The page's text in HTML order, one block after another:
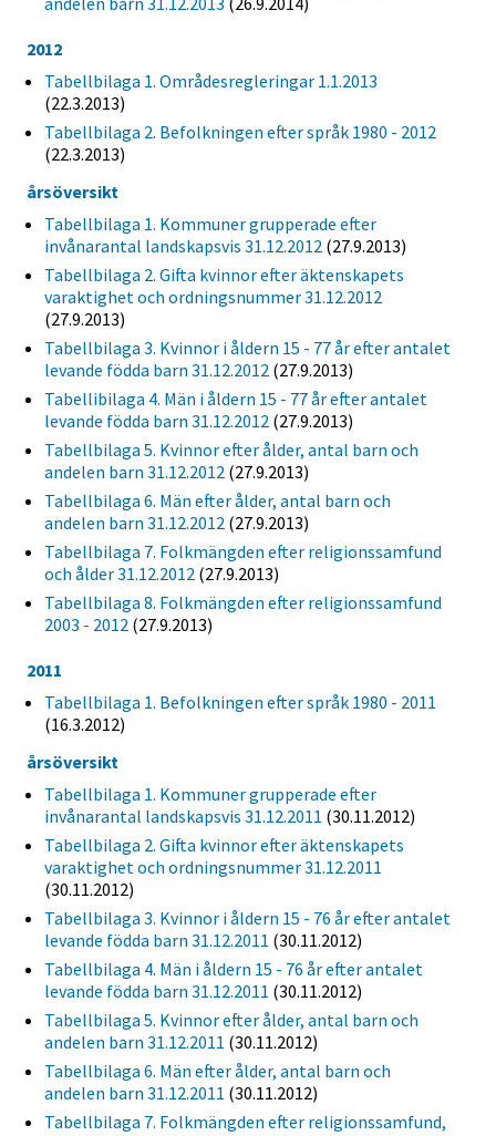
2012
Tabellbilaga 1. Områdesregleringar 1.1.2013
(22.3.2013)
Tabellbilaga 2. Befolkningen efter språk 1980 - 2012
(22.3.2013)
årsöversikt
Tabellbilaga 1. Kommuner grupperade efter
invånarantal landskapsvis 31.12.2012 (27.9.2013)
Tabellbilaga 2. Gifta kvinnor efter äktenskapets
varaktighet och ordningsnummer 31.12.2012
(27.9.2013)
Tabellbilaga 3. Kvinnor i åldern 15 - 77 år efter antalet
levande födda barn 31.12.2012 (27.9.2013)
Tabellibilaga 4. Män i åldern 15 - 77 år efter antalet
levande födda barn 31.12.2012 (27.9.2013)
Tabellbilaga 5. Kvinnor efter ålder, antal barn och
andelen barn 31.12.2012 (27.9.2013)
Tabellbilaga 6. Män efter ålder, antal barn och
andelen barn 31.12.2012 (27.9.2013)
Tabellbilaga 7. Folkmängden efter religionssamfund
och ålder 31.12.2012 (27.9.2013)
Tabellbilaga 8. Folkmängden efter religionssamfund
2003 - 2012 (27.9.2013)
2011
Tabellbilaga 1. Befolkningen efter språk 1980 - 2011
(16.3.2012)
årsöversikt
Tabellbilaga 1. Kommuner grupperade efter
invånarantal landskapsvis 31.12.2011 (30.11.2012)
Tabellbilaga 2. Gifta kvinnor efter äktenskapets
varaktighet och ordningsnummer 31.12.2011
(30.11.2012)
Tabellbilaga 3. Kvinnor i åldern 15 - 76 år efter antalet
levande födda barn 31.12.2011 (30.11.2012)
Tabellbilaga 4. Män i åldern 15 - 76 år efter antalet
levande födda barn 31.12.2011 (30.11.2012)
Tabellbilaga 5. Kvinnor efter ålder, antal barn och
andelen barn 31.12.2011 (30.11.2012)
Tabellbilaga 6. Män efter ålder, antal barn och
andelen barn 31.12.2011 (30.11.2012)
Tabellbilaga 7. Folkmängden efter religionssamfund,